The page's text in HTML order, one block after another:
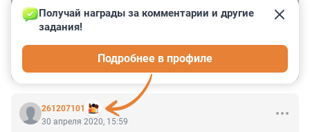
261207101
Получай награды за комментарии и другие
задания!
Подробнее в профиле
30 апреля 2020, 15:59